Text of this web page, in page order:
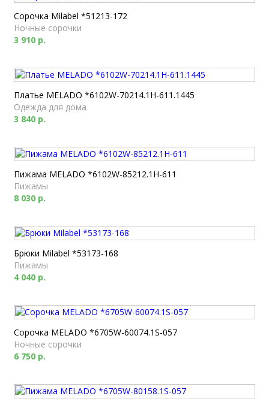
Сорочка Milabel *51213-172
Ночные сорочки
3 910 р.
Платье MELADO *6102W-70214.1H-611.1445
Одежда для дома
3 840 р.
Пижама MELADO *6102W-85212.1H-611
Пижамы
8 030 р.
Брюки Milabel *53173-168
Пижамы
4 040 р.
Сорочка MELADO *6705W-60074.1S-057
Ночные сорочки
6 750 р.